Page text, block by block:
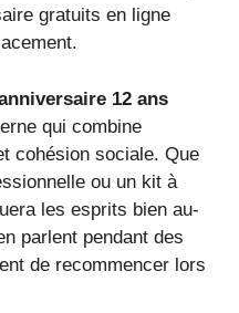
gratuits en ligne
12 ans
qui combine
cohésion sociale. Que
ou un kit à
les esprits bien au-
parlent pendant des
de recommencer lors